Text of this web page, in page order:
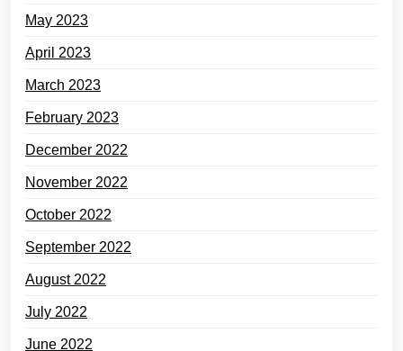
May 2023
April 2023
March 2023
February 2023
December 2022
November 2022
October 2022
September 2022
August 2022
July 2022
June 2022